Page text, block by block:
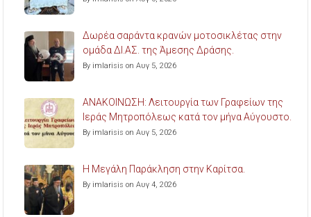
Δωρέα σαράντα κρανών μοτοσικλέτας στην
ομάδα ΔΙ.ΑΣ. της Άμεσης Δράσης.
By imlarisis on Αυγ 5, 2026
ΑΝΑΚΟΙΝΩΣΗ: Λειτουργία των Γραφείων της
Ιεράς Μητροπόλεως κατά τον μήνα Αύγουστο.
By imlarisis on Αυγ 5, 2026
Η Μεγάλη Παράκληση στην Καρίτσα.
By imlarisis on Αυγ 4, 2026